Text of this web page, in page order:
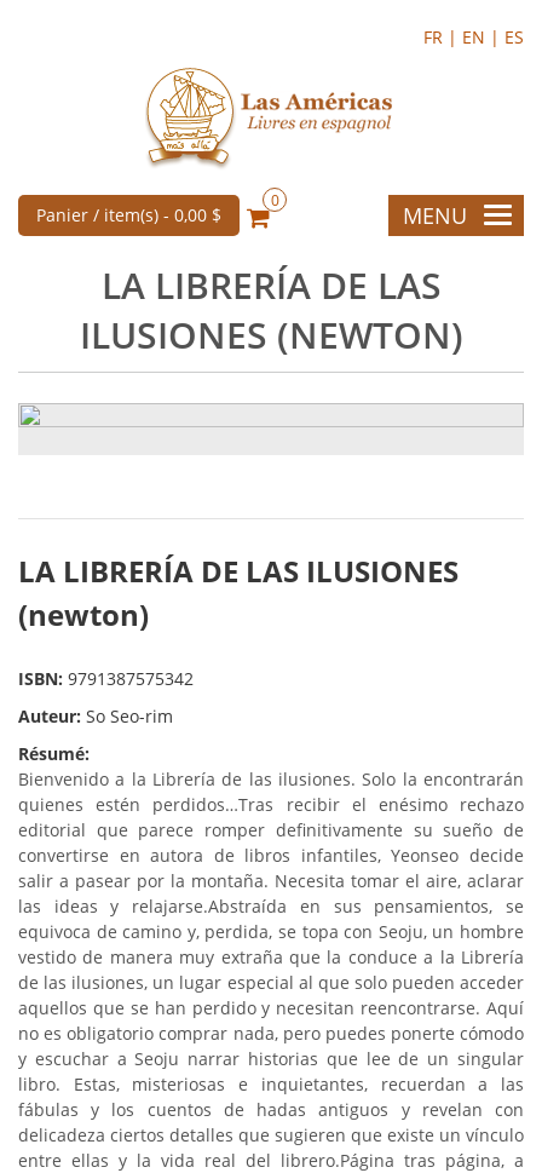
FR | EN | ES
Panier / item(s) - 0,00 $
0
MENU
LA LIBRERÍA DE LAS
ILUSIONES (NEWTON)
LA LIBRERÍA DE LAS ILUSIONES
(newton)
ISBN: 9791387575342
Auteur: So Seo-rim
Résumé:
Bienvenido a la Librería de las ilusiones. Solo la encontrarán
quienes estén perdidos…Tras recibir el enésimo rechazo
editorial que parece romper definitivamente su sueño de
convertirse en autora de libros infantiles, Yeonseo decide
salir a pasear por la montaña. Necesita tomar el aire, aclarar
las ideas y relajarse.Abstraída en sus pensamientos, se
equivoca de camino y, perdida, se topa con Seoju, un hombre
vestido de manera muy extraña que la conduce a la Librería
de las ilusiones, un lugar especial al que solo pueden acceder
aquellos que se han perdido y necesitan reencontrarse. Aquí
no es obligatorio comprar nada, pero puedes ponerte cómodo
y escuchar a Seoju narrar historias que lee de un singular
libro. Estas, misteriosas e inquietantes, recuerdan a las
fábulas y los cuentos de hadas antiguos y revelan con
delicadeza ciertos detalles que sugieren que existe un vínculo
entre ellas y la vida real del librero.Página tras página, a